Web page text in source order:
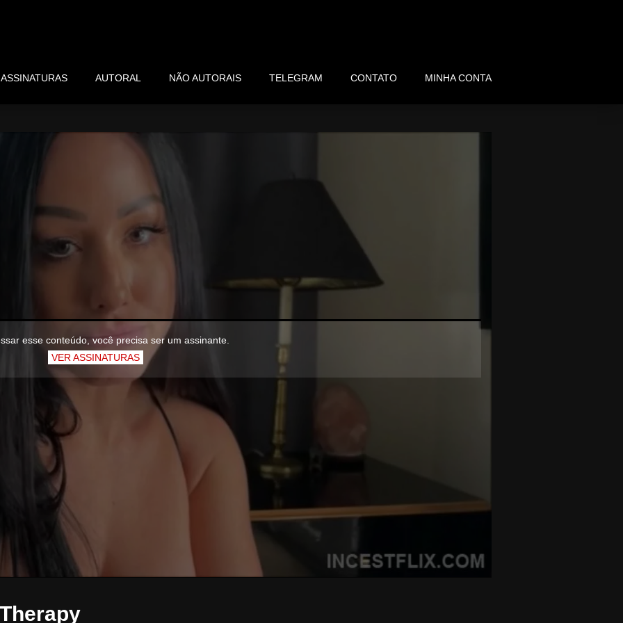
ASSINATURAS AUTORAL NÃO AUTORAIS TELEGRAM CONTATO MINHA CONTA
esse conteúdo, você precisa ser um assinante.
VER ASSINATURAS